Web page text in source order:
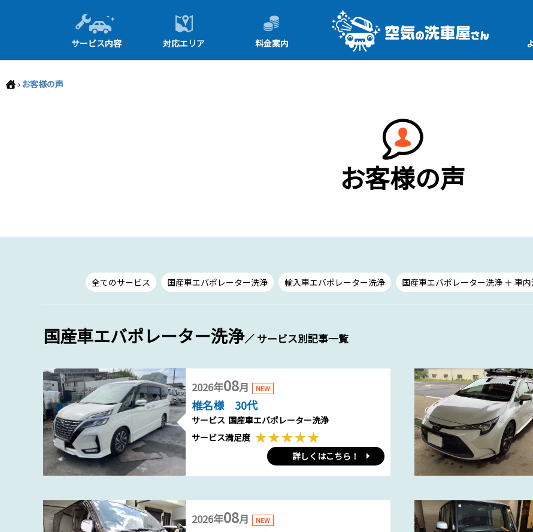
サービス内容 対応エリア 料金案内
› お客様の声
お客様の声
全てのサービス 国産車エバポレーター洗浄 輸入車エバポレーター洗浄 国産車エバポレーター洗浄 ＋ 車
国産車エバポレーター洗浄／ サービス別記事一覧
2026年08月 NEW
椎名様 30代
サービス 国産車エバポレーター洗浄
サービス満足度
詳しくはこちら！
2026年08月 NEW